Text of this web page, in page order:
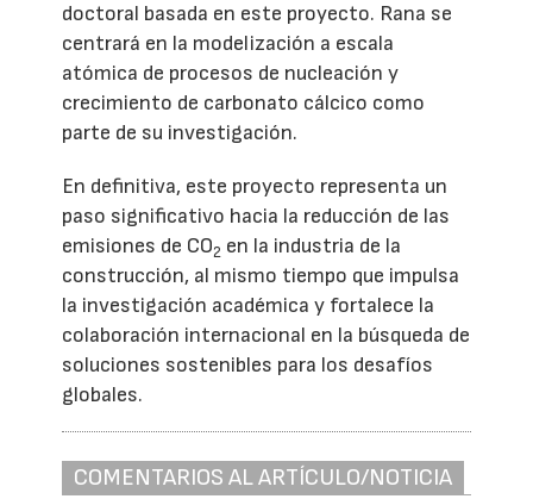
doctoral basada en este proyecto. Rana se
centrará en la modelización a escala
atómica de procesos de nucleación y
crecimiento de carbonato cálcico como
parte de su investigación.
En definitiva, este proyecto representa un
paso significativo hacia la reducción de las
emisiones de CO2 en la industria de la
construcción, al mismo tiempo que impulsa
la investigación académica y fortalece la
colaboración internacional en la búsqueda de
soluciones sostenibles para los desafíos
globales.
COMENTARIOS AL ARTÍCULO/NOTICIA